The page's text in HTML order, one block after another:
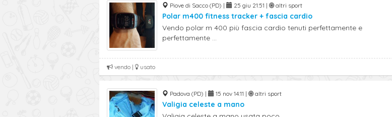
Piove di Sacco (PD) | 25 giu 21:51 | altri sport
Polar m400 fitness tracker + fascia cardio
Vendo polar m 400 più fascia cardio tenuti perfettamente e
perfettamente ...
vendo | usato
Padova (PD) | 15 nov 14:11 | altri sport
Valigia celeste a mano